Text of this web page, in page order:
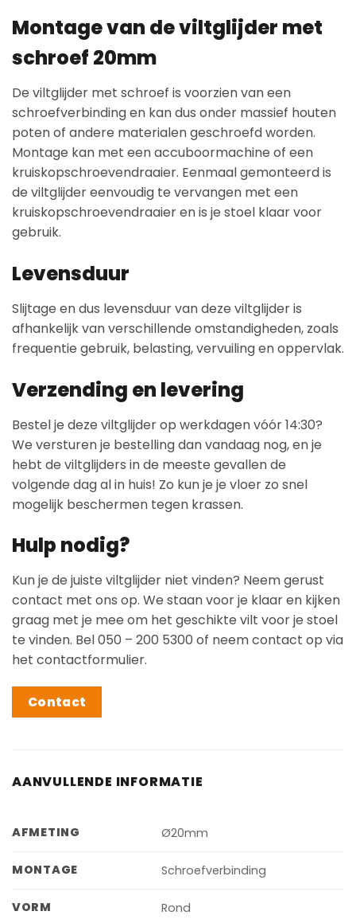
Montage van de viltglijder met
schroef 20mm
De viltglijder met schroef is voorzien van een
schroefverbinding en kan dus onder massief houten
poten of andere materialen geschroefd worden.
Montage kan met een accuboormachine of een
kruiskopschroevendraaier. Eenmaal gemonteerd is
de viltglijder eenvoudig te vervangen met een
kruiskopschroevendraaier en is je stoel klaar voor
gebruik.
Levensduur
Slijtage en dus levensduur van deze viltglijder is
afhankelijk van verschillende omstandigheden, zoals
frequentie gebruik, belasting, vervuiling en oppervlak.
Verzending en levering
Bestel je deze viltglijder op werkdagen vóór 14:30?
We versturen je bestelling dan vandaag nog, en je
hebt de viltglijders in de meeste gevallen de
volgende dag al in huis! Zo kun je je vloer zo snel
mogelijk beschermen tegen krassen.
Hulp nodig?
Kun je de juiste viltglijder niet vinden? Neem gerust
contact met ons op. We staan voor je klaar en kijken
graag met je mee om het geschikte vilt voor je stoel
te vinden. Bel 050 – 200 5300 of neem contact op via
het contactformulier.
Contact
AANVULLENDE INFORMATIE
AFMETING Ø20mm
MONTAGE Schroefverbinding
VORM Rond